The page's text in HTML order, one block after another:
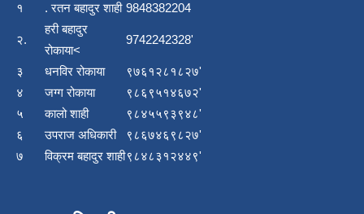
१ . रतन बहादुर शाही 9848382204
२.
हरी बहादुर
रोकाया<
9742242328'
३ धनविर रोकाया
९७६१२८१८२७'
४
जग्ग रोकाया
९८६९५१४६७२'
५
कालो शाही
९८४५५९३९४८'
६
उपराज अधिकारी
९८६७४६९८२७'
७
विक्रम बहादुर शाही९८४८३१२४४९'